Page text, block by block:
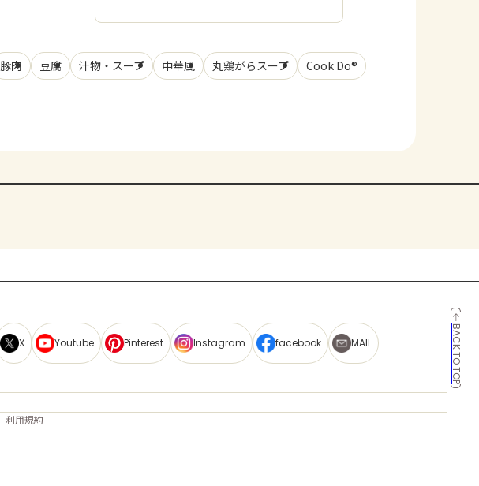
豚肉 豆腐 汁物・スープ 中華風 丸鶏がらスープ
Cook Do®
BACK TO TOP
X Youtube Pinterest Instagram facebook MAIL
利用規約